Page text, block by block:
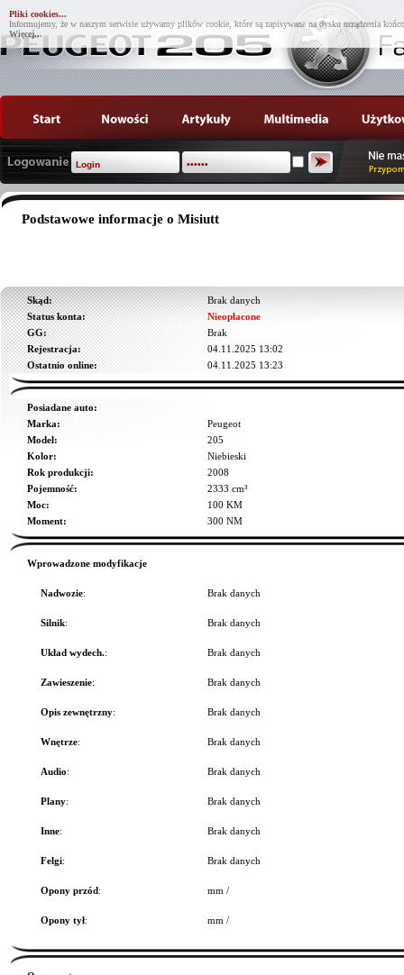
Pliki cookies...
Informujemy, że w naszym serwisie używamy plików cookie, które są zapisywane na dysku urządzenia
Więcej...
Podstawowe informacje o Misiutt
Skąd:
Brak danych
Status konta:
Nieopłacone
GG:
Brak
Rejestracja:
04.11.2025 13:02
Ostatnio online:
04.11.2025 13:23
Posiadane auto:
Marka:
Peugeot
Model:
205
Kolor:
Niebieski
Rok produkcji:
2008
Pojemność:
2333 cm³
Moc:
100 KM
Moment:
300 NM
Wprowadzone modyfikacje
Nadwozie: Brak danych
Silnik: Brak danych
Układ wydech.: Brak danych
Zawieszenie: Brak danych
Opis zewnętrzny: Brak danych
Wnętrze: Brak danych
Audio: Brak danych
Plany: Brak danych
Inne: Brak danych
Felgi: Brak danych
Opony przód: mm /
Opony tył: mm /